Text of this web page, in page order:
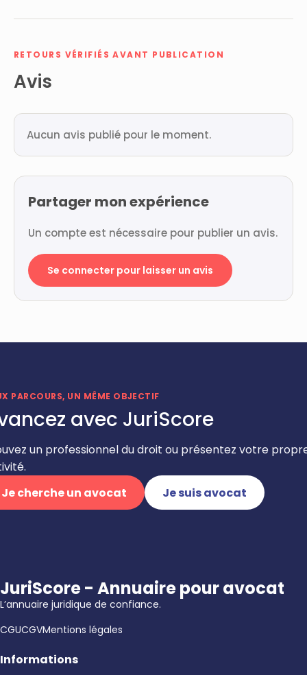
RETOURS VÉRIFIÉS AVANT PUBLICATION
Avis
Aucun avis publié pour le moment.
Partager mon expérience
Un compte est nécessaire pour publier un avis.
Se connecter pour laisser un avis
PARCOURS, UN MÊME OBJECTIF
avec JuriScore
un professionnel du droit ou présentez votre
Je cherche un avocat
Je suis avocat
JuriScore - Annuaire pour avocat
L’annuaire juridique de confiance.
CGUCGVMentions légales
Informations